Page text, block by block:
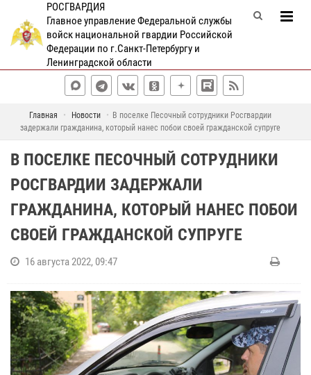
РОСГВАРДИЯ
Главное управление Федеральной службы
войск национальной гвардии Российской
Федерации по г.Санкт-Петербургу и
Ленинградской области
Главная Новости
В поселке Песочный сотрудники Росгвардии
задержали гражданина, который нанес побои своей гражданской супруге
В ПОСЕЛКЕ ПЕСОЧНЫЙ СОТРУДНИКИ
РОСГВАРДИИ ЗАДЕРЖАЛИ
ГРАЖДАНИНА, КОТОРЫЙ НАНЕС ПОБОИ
СВОЕЙ ГРАЖДАНСКОЙ СУПРУГЕ
16 августа 2022, 09:47